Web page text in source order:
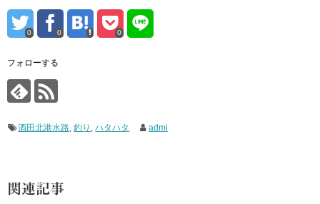
0 0 0
フォローする
酒田北港水路,釣り ,ハタハタ admi
関連記事